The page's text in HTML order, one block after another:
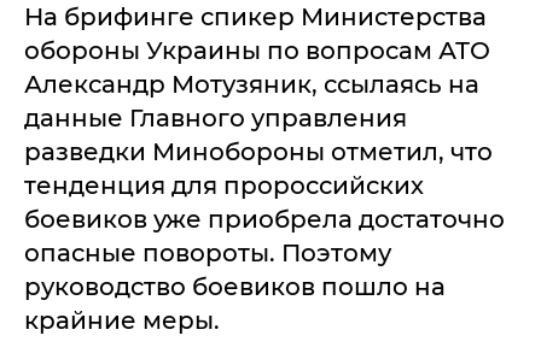
На брифинге спикер Министерства
обороны Украины по вопросам АТО
Александр Мотузяник, ссылаясь на
данные Главного управления
разведки Минобороны отметил, что
тенденция для пророссийских
боевиков уже приобрела достаточно
опасные повороты. Поэтому
руководство боевиков пошло на
крайние меры.